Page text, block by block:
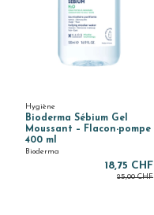
Hygiène
Bioderma Sébium Gel
Moussant – Flacon-pompe
400 ml
Bioderma
18,75 CHF
25,00 CHF